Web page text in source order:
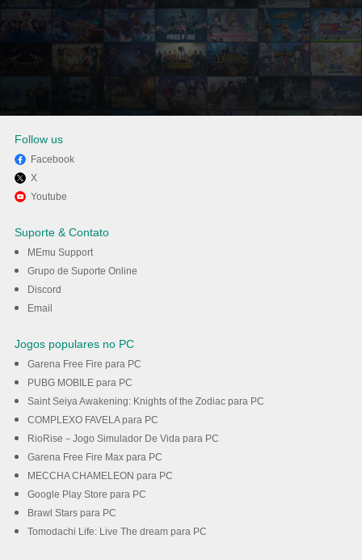
The Ants: Underground
Follow us
Facebook
X
Youtube
Suporte & Contato
MEmu Support
Grupo de Suporte Online
Discord
Email
Jogos populares no PC
Garena Free Fire para PC
PUBG MOBILE para PC
Saint Seiya Awakening: Knights of the Zodiac para PC
COMPLEXO FAVELA para PC
RioRise－Jogo Simulador De Vida para PC
Garena Free Fire Max para PC
MECCHA CHAMELEON para PC
Google Play Store para PC
Brawl Stars para PC
Tomodachi Life: Live The dream para PC